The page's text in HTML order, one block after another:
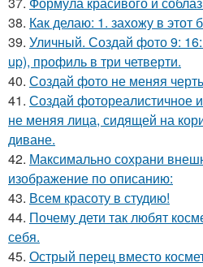
38. Как делаю: 1. захожу в этот
39. Уличный. Создай фото 9:
up), профиль в три четверти.
40. Создай фото не меняя
41. Создай фотореалистичное
не меняя лица, сидящей на
диване.
42. Максимально сохрани
изображение по описанию:
43. Всем красоту в студию!
44. Почему дети так любят
себя.
45. Острый перец вместо